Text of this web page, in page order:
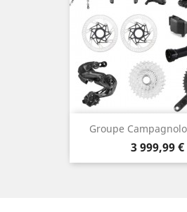
Groupe
Prix
3 999,99 €